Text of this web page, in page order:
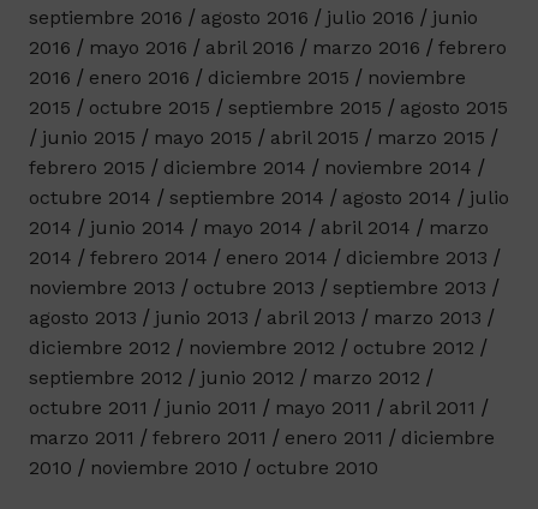
septiembre 2016
agosto 2016 julio 2016
junio
2016
mayo 2016 abril 2016 marzo 2016
febrero
2016
enero 2016 diciembre 2015
noviembre
2015
octubre 2015 septiembre 2015
agosto 2015
junio 2015
mayo 2015 abril 2015
marzo 2015
febrero 2015
diciembre 2014
noviembre 2014
octubre 2014
septiembre 2014 agosto 2014
julio
2014
junio 2014 mayo 2014 abril 2014
marzo
2014
febrero 2014 enero 2014
diciembre 2013
noviembre 2013
octubre 2013
septiembre 2013
agosto 2013
junio 2013 abril 2013
marzo 2013
diciembre 2012
noviembre 2012
octubre 2012
septiembre 2012
junio 2012
marzo 2012
octubre 2011
junio 2011 mayo 2011
abril 2011
marzo 2011
febrero 2011 enero 2011
diciembre
2010
noviembre 2010 octubre 2010